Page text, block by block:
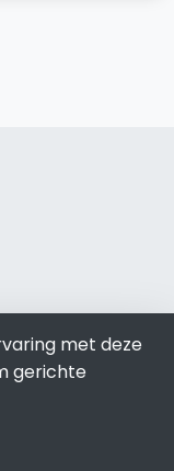
met deze
gerichte